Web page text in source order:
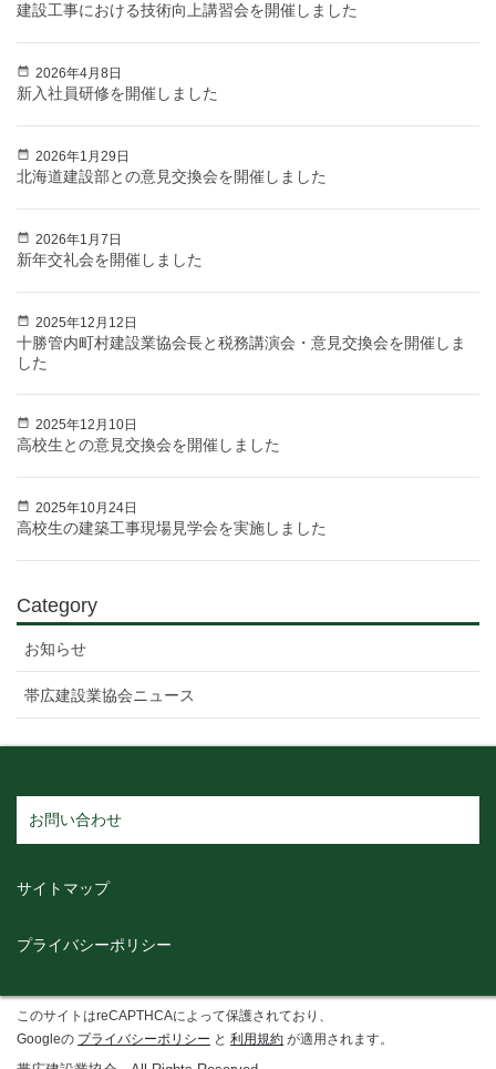
建設工事における技術向上講習会を開催しました
2026年4月8日
新入社員研修を開催しました
2026年1月29日
北海道建設部との意見交換会を開催しました
2026年1月7日
新年交礼会を開催しました
2025年12月12日
十勝管内町村建設業協会長と税務講演会・意見交換会を開催しま
した
2025年12月10日
高校生との意見交換会を開催しました
2025年10月24日
高校生の建築工事現場見学会を実施しました
Category
お知らせ
帯広建設業協会ニュース
お問い合わせ
サイトマップ
プライバシーポリシー
このサイトはreCAPTHCAによって保護されており、
Googleの プライバシーポリシー と 利用規約 が適用されます。